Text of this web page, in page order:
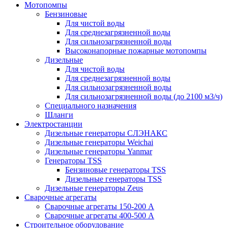
Мотопомпы
Бензиновые
Для чистой воды
Для среднезагрязненной воды
Для сильнозагрязненной воды
Высоконапорные пожарные мотопомпы
Дизельные
Для чистой воды
Для среднезагрязненной воды
Для сильнозагрязненной воды
Для сильнозагрязненной воды (до 2100 м3/ч)
Специального назначения
Шланги
Электростанции
Дизельные генераторы СЛЭНАКС
Дизельные генераторы Weichai
Дизельные генераторы Yanmar
Генераторы TSS
Бензиновые генераторы TSS
Дизельные генераторы TSS
Дизельные генераторы Zeus
Сварочные агрегаты
Сварочные агрегаты 150-200 А
Сварочные агрегаты 400-500 А
Строительное оборудование